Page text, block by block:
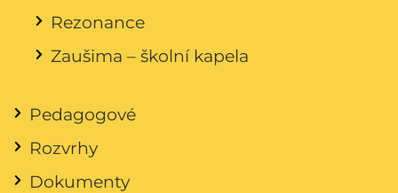
Rezonance
Zaušima – školní kapela
Pedagogové
Rozvrhy
Dokumenty